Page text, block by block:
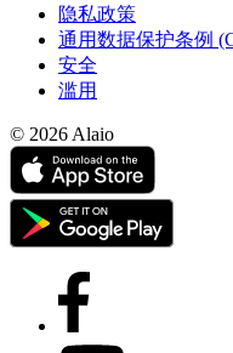
隐私政策
通用数据保护条例
安全
滥用
© 2026 Alaio